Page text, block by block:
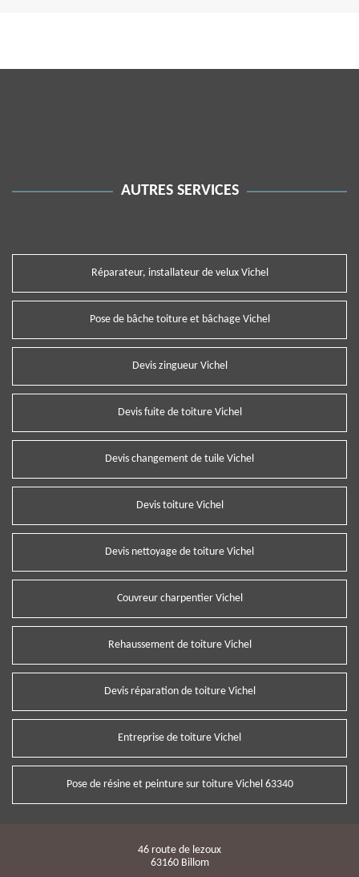
AUTRES SERVICES
Réparateur, installateur de velux Vichel
Pose de bâche toiture et bâchage Vichel
Devis zingueur Vichel
Devis fuite de toiture Vichel
Devis changement de tuile Vichel
Devis toiture Vichel
Devis nettoyage de toiture Vichel
Couvreur charpentier Vichel
Rehaussement de toiture Vichel
Devis réparation de toiture Vichel
Entreprise de toiture Vichel
Pose de résine et peinture sur toiture Vichel 63340
46 route de lezoux
63160 Billom